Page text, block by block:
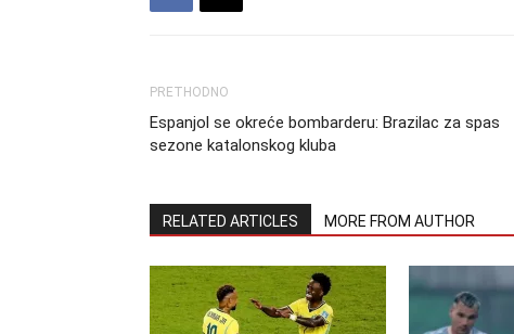
PRETHODNO
Espanjol se okreće bombarderu: Brazilac za spas
sezone katalonskog kluba
RELATED ARTICLES MORE FROM AUTHOR